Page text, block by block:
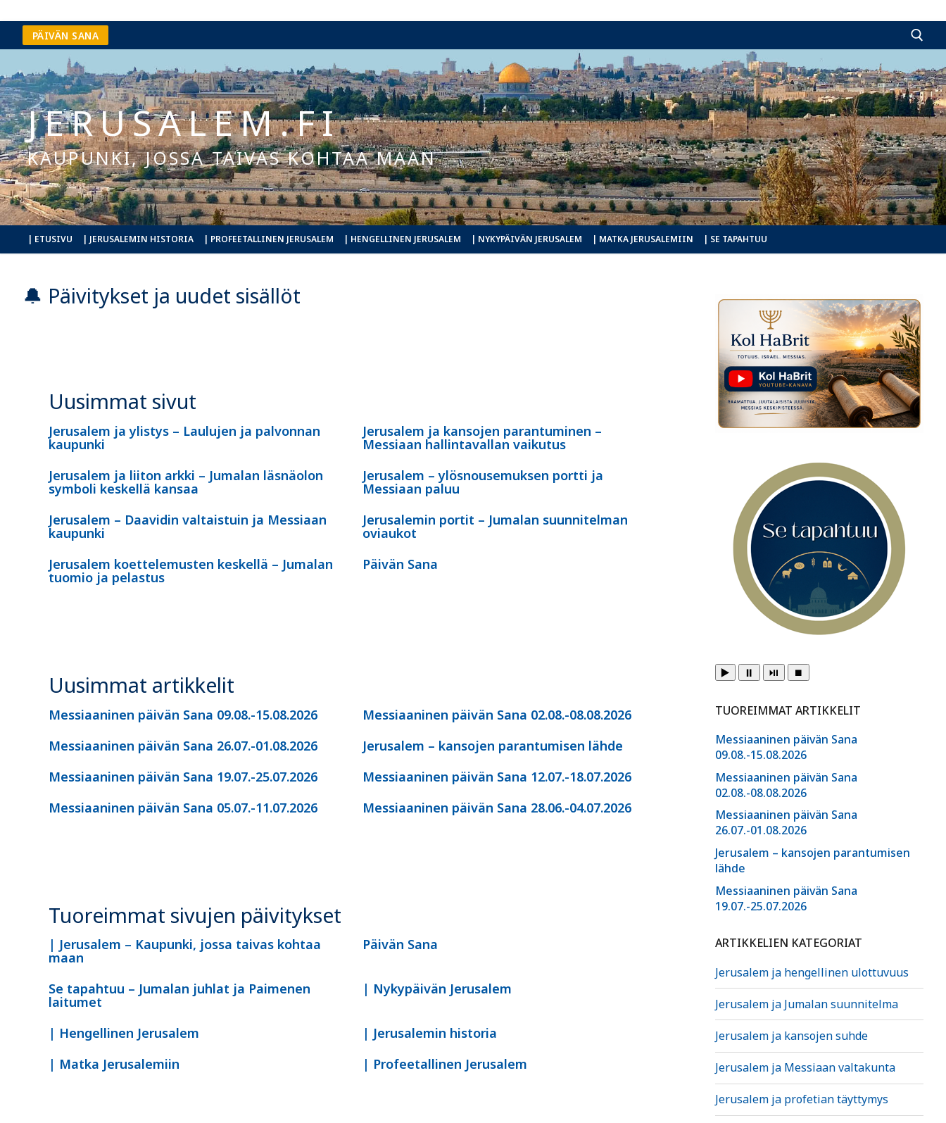
Hyppää
sisältöön
PÄIVÄN SANA
Hae:
JERUSALEM.FI
KAUPUNKI, JOSSA TAIVAS KOHTAA MAAN
| ETUSIVU | JERUSALEMIN HISTORIA | PROFEETALLINEN JERUSALEM | HENGELLINEN JERUSALEM | NYKYPÄIVÄN JERUSALEM | MATKA JERUSALEMIIN | SE TAPAHTUU
🔔 Päivitykset ja uudet sisällöt
Uusimmat sivut
Jerusalem ja ylistys – Laulujen ja palvonnan
kaupunki
Jerusalem ja kansojen parantuminen –
Messiaan hallintavallan vaikutus
Jerusalem ja liiton arkki – Jumalan läsnäolon
symboli keskellä kansaa
Jerusalem – ylösnousemuksen portti ja
Messiaan paluu
Jerusalem – Daavidin valtaistuin ja Messiaan
kaupunki
Jerusalemin portit – Jumalan suunnitelman
oviaukot
Jerusalem koettelemusten keskellä – Jumalan
tuomio ja pelastus
Päivän Sana
Uusimmat artikkelit
Messiaaninen päivän Sana 09.08.-15.08.2026
Messiaaninen päivän Sana 02.08.-08.08.2026
Messiaaninen päivän Sana 26.07.-01.08.2026
Jerusalem – kansojen parantumisen lähde
Messiaaninen päivän Sana 19.07.-25.07.2026
Messiaaninen päivän Sana 12.07.-18.07.2026
Messiaaninen päivän Sana 05.07.-11.07.2026
Messiaaninen päivän Sana 28.06.-04.07.2026
Tuoreimmat sivujen päivitykset
| Jerusalem – Kaupunki, jossa taivas kohtaa
maan
Päivän Sana
Se tapahtuu – Jumalan juhlat ja Paimenen
laitumet
| Nykypäivän Jerusalem
| Hengellinen Jerusalem
| Jerusalemin historia
| Matka Jerusalemiin
| Profeetallinen Jerusalem
▶️ ⏸️ ⏯️ ⏹️
TUOREIMMAT ARTIKKELIT
Messiaaninen päivän Sana
09.08.-15.08.2026
Messiaaninen päivän Sana
02.08.-08.08.2026
Messiaaninen päivän Sana
26.07.-01.08.2026
Jerusalem – kansojen parantumisen
lähde
Messiaaninen päivän Sana
19.07.-25.07.2026
ARTIKKELIEN KATEGORIAT
Jerusalem ja hengellinen ulottuvuus
Jerusalem ja Jumalan suunnitelma
Jerusalem ja kansojen suhde
Jerusalem ja Messiaan valtakunta
Jerusalem ja profetian täyttymys